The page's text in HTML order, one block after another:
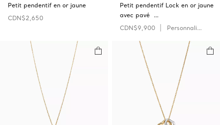
Petit pendentif en or jaune
CDN$2,650
Petit pendentif Lock en or jaune
avec pavé …
CDN$9,900
Personnaliser